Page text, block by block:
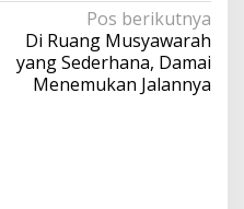
Pos berikutnya
Di Ruang Musyawarah
yang Sederhana, Damai
Menemukan Jalannya